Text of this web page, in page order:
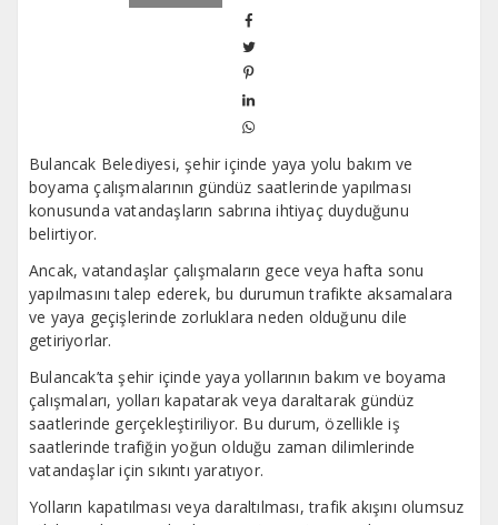
Bulancak Belediyesi, şehir içinde yaya yolu bakım ve
boyama çalışmalarının gündüz saatlerinde yapılması
konusunda vatandaşların sabrına ihtiyaç duyduğunu
belirtiyor.
Ancak, vatandaşlar çalışmaların gece veya hafta sonu
yapılmasını talep ederek, bu durumun trafikte aksamalara
ve yaya geçişlerinde zorluklara neden olduğunu dile
getiriyorlar.
Bulancak’ta şehir içinde yaya yollarının bakım ve boyama
çalışmaları, yolları kapatarak veya daraltarak gündüz
saatlerinde gerçekleştiriliyor. Bu durum, özellikle iş
saatlerinde trafiğin yoğun olduğu zaman dilimlerinde
vatandaşlar için sıkıntı yaratıyor.
Yolların kapatılması veya daraltılması, trafik akışını olumsuz